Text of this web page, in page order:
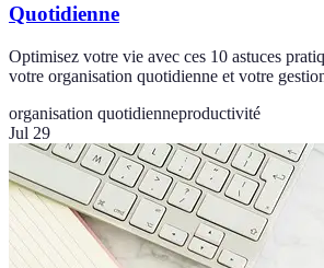
Quotidienne
Optimisez votre vie avec ces 10 astuces
votre organisation quotidienne et votre
organisation quotidienneproductivité
Jul 29